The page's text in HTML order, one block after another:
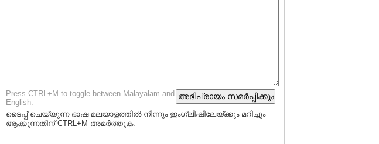
Press CTRL+M to toggle between Malayalam and
English.
ടൈപ്പ്‌ ചെയ്യുന്ന ഭാഷ മലയാളത്തില്‍ നിന്നും ഇംഗ്ലീഷിലേയ്ക്കും മറിച്ചും
ആക്കുന്നതിന് CTRL+M അമര്‍ത്തുക.